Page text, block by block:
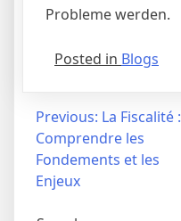
Probleme werden.
Posted in Blogs
Post
navigation
Previous: La Fiscalité :
Comprendre les
Fondements et les
Enjeux